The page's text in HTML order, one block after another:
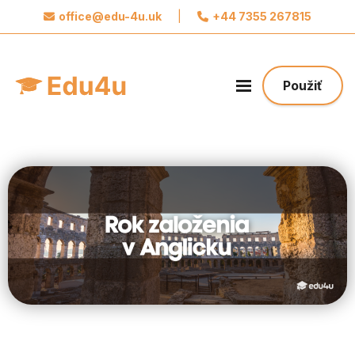
x
Sľubujeme, že vás nebudeme spamovať.
Zdieľajte svoje kontaktné údaje, aby sme vás
mohli kontaktovať ohľadom vašej žiadosti.
Urobte prvý krok k svojej budúcnosti
office@edu-4u.uk +44 7355 267815
Použiť